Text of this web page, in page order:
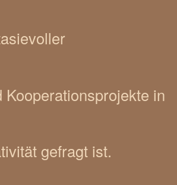
in
gefragt ist.